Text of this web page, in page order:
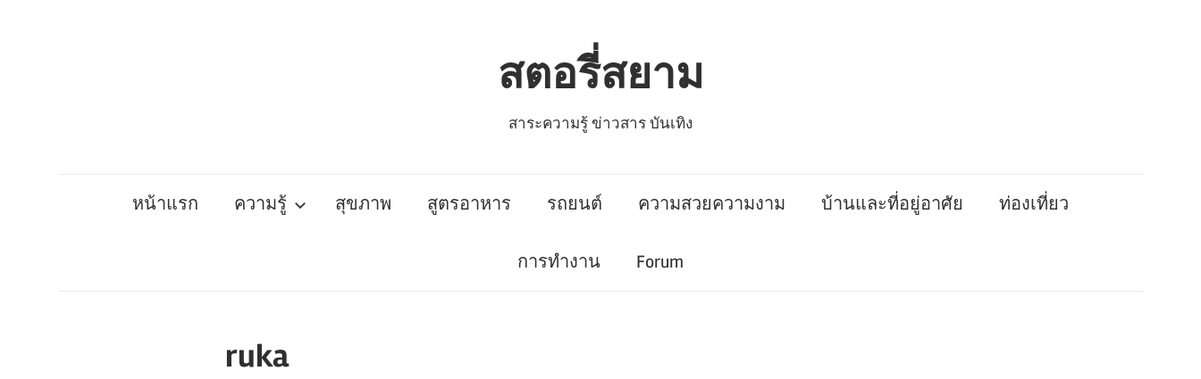
สตอรี่สยาม
สาระความรู้ ข่าวสาร บันเทิง
หน้าแรก ความรู้ สุขภาพ สูตรอาหาร รถยนต์ ความสวยความงาม บ้านและที่อยู่อาศัย ท่องเที่ยว
การทำงาน Forum
ruka